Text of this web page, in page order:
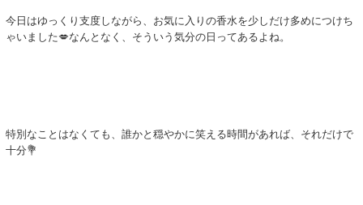
今日はゆっくり支度しながら、お気に入りの香水を少しだけ多めにつけち
ゃいました💋なんとなく、そういう気分の日ってあるよね。
特別なことはなくても、誰かと穏やかに笑える時間があれば、それだけで
十分💐